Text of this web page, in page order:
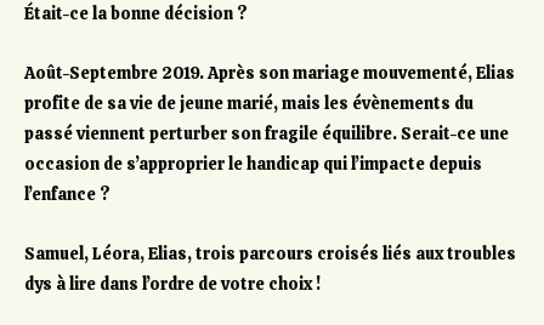
Était-ce la bonne décision ?
Août-Septembre 2019. Après son mariage mouvementé, Elias
profite de sa vie de jeune marié, mais les évènements du
passé viennent perturber son fragile équilibre. Serait-ce une
occasion de s’approprier le handicap qui l’impacte depuis
l’enfance ?
Samuel, Léora, Elias, trois parcours croisés liés aux troubles
dys à lire dans l’ordre de votre choix !